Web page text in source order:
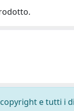
e tutti i